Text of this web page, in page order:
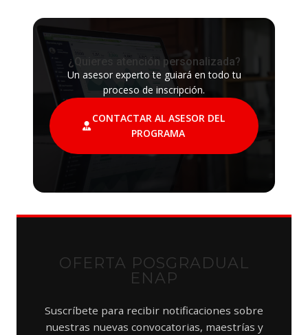
¿Quieres atención personalizada?
Un asesor experto te guiará en todo tu
proceso de inscripción.
CONTACTAR AL ASESOR DEL
PROGRAMA
OFERTA POSGRADUAL
ENAP
Suscríbete para recibir notificaciones sobre
nuestras nuevas convocatorias, maestrías y